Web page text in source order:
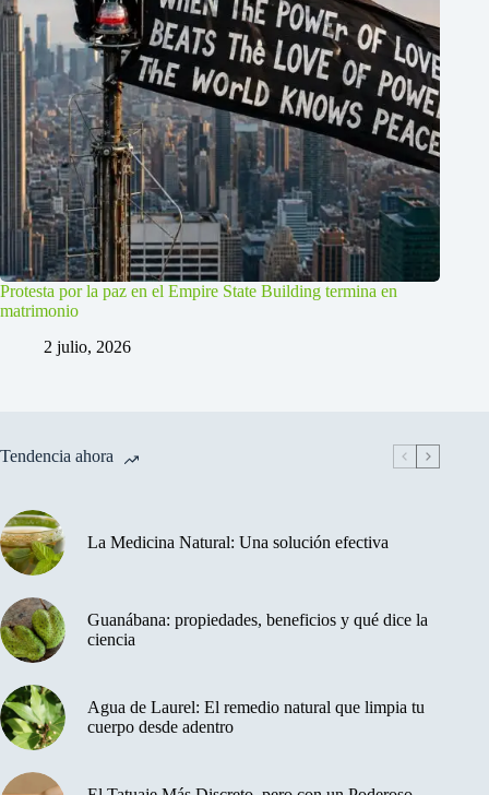
Protesta por la paz en el Empire State Building termina en
matrimonio
2 julio, 2026
Tendencia ahora
La Medicina Natural: Una solución efectiva
Guanábana: propiedades, beneficios y qué dice la
ciencia
Agua de Laurel: El remedio natural que limpia tu
cuerpo desde adentro